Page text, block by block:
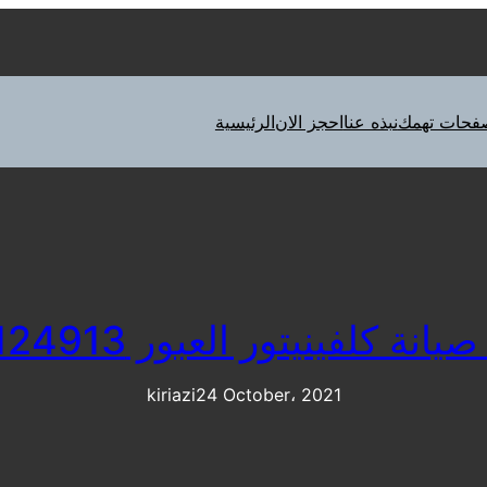
الرئيسيةاحجز الاننبذه عناتهمك
كلفينيتور العبور 01112124913
kiriazi24 October، 2021